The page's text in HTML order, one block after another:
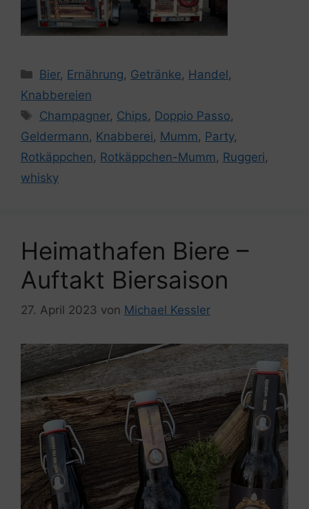
Kategorien
Bier, Ernährung, Getränke, Handel,
Knabbereien
Schlagwörter
Champagner, Chips, Doppio Passo,
Geldermann, Knabberei, Mumm, Party,
Rotkäppchen, Rotkäppchen-Mumm, Ruggeri,
whisky
Heimathafen Biere –
Auftakt Biersaison
27. April 2023 von Michael Kessler